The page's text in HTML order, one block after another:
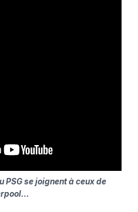
PSG se joignent à ceux de